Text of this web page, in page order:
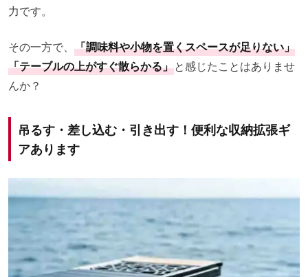
力です。
その一方で、 「調味料や小物を置くスペースが足りない」
「テーブルの上がすぐ散らかる」と感じたことはありませ
んか？
吊るす・差し込む・引き出す！便利な収納拡張ギ
アあります